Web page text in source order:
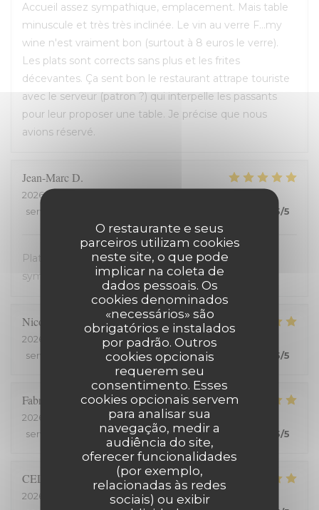
O restaurante e seus
parceiros utilizam cookies
neste site, o que pode
implicar na coleta de
dados pessoais. Os
cookies denominados
«necessários» são
obrigatórios e instalados
por padrão. Outros
cookies opcionais
requerem seu
consentimento. Esses
cookies opcionais servem
para analisar sua
navegação, medir a
audiência do site,
oferecer funcionalidades
(por exemplo,
relacionadas às redes
sociais) ou exibir
Accueil assez sympathique, emplacement. Mais table
minuscule et très très inclinée. Le vin au verre F...my
wine n'est vraiment bon (surtout à 8 euros le verre).
Les plats sont corrects sans plus et les frites
décevantes. Ça sent bon le restaurant attrape touriste
avec le serveur (patron ?) qui interpelle les passants
pour leur proposer une table. Je précise que nous
avions réservé.
Jean-MarcD
2026-08-05
service
5/5
Plats avec des produits frais. Très bon. Accueil très
sympathique. Service efficace. On en redemande !
Nicolas
2026-08-03
- 19:15 - guests 2
service
ambience: 5/5 menu:5/5 quality_price 5/5
Fabrice
2026-07-25
- 20:00 - guests 2
service
ambience:5/5 menu:5/5 quality_price 5/5
CELINE
2026-07-23
- 19:45 - guests 2